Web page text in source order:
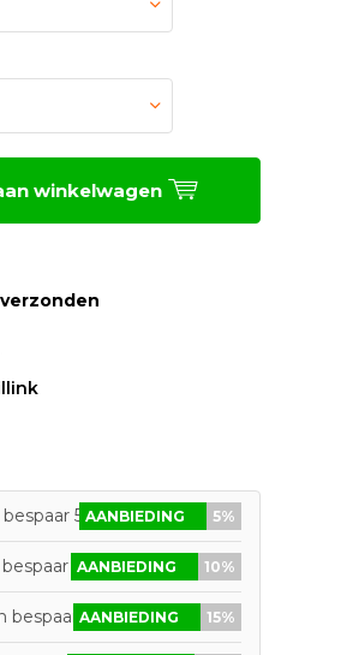
winkelwagen
5%AANBIEDING 5%
10%
AANBIEDING 10%
bespaar 15%AANBIEDING 15%